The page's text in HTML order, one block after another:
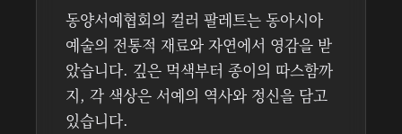
동양서예협회의 컬러 팔레트는 동아시아
예술의 전통적 재료와 자연에서 영감을 받
았습니다. 깊은 먹색부터 종이의 따스함까
지, 각 색상은 서예의 역사와 정신을 담고
있습니다.